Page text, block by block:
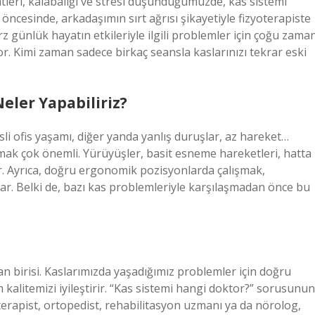
arkadaşımın sırt ağrısı şikayetiyle fizyoterapiste
hayatın etkileriyle ilgili problemler için çoğu
zaman sadece birkaç seansla kaslarınızı tekrar eski
Yapabiliriz?
ofis yaşamı, diğer yanda yanlış duruşlar, az hareket…
çok önemli. Yürüyüşler, basit esneme hareketleri, hatta
Ayrıca, doğru ergonomik pozisyonlarda çalışmak,
Belki de, bazı kas problemleriyle karşılaşmadan önce bu
Kaslarımızda yaşadığımız problemler için doğru
kalitemizi iyileştirir. “Kas sistemi hangi doktor?” sorusunun
ortopedist, rehabilitasyon uzmanı ya da nörolog,